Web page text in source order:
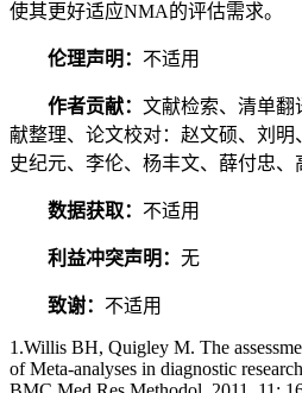
使其更好适应NMA的评估需求。
伦理声明： 不适用
作者贡献： 文献检索、清单翻
献整理、论文校对：赵文硕、刘明
史纪元、李伦、杨丰文、薛付忠
数据获取： 不适用
利益冲突声明： 无
致谢： 不适用
1.Willis BH, Quigley M. The
of Meta-analyses in diagnostic